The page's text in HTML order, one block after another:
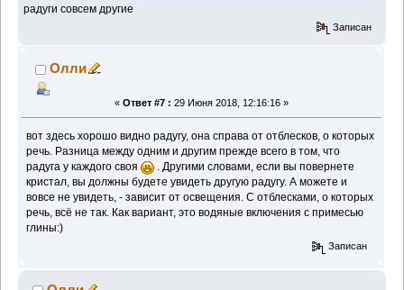
радуги совсем другие
Записан
Олли
« Ответ #7 : 29 Июня 2018, 12:16:16 »
вот здесь хорошо видно радугу, она справа от отблесков, о которых
речь. Разница между одним и другим прежде всего в том, что
радуга у каждого своя
. Другими словами, если вы повернете
кристал, вы должны будете увидеть другую радугу. А можете и
вовсе не увидеть, - зависит от освещения. С отблесками, о которых
речь, всё не так. Как вариант, это водяные включения с примесью
глины:)
Записан